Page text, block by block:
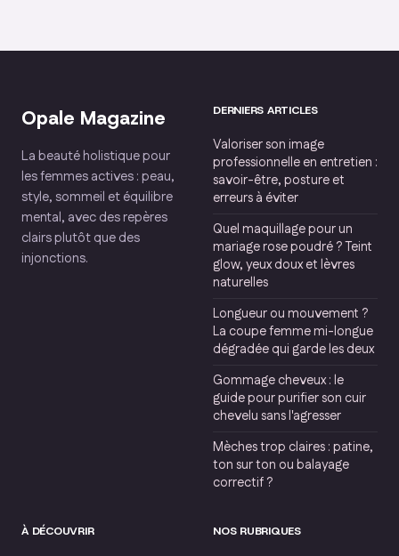
naturelles et
Opale Magazine
La beauté holistique pour
les femmes actives : peau,
style, sommeil et équilibre
mental, avec des repères
clairs plutôt que des
injonctions.
DERNIERS ARTICLES
Valoriser son image
professionnelle en entretien :
savoir-être, posture et
erreurs à éviter
Quel maquillage pour un
mariage rose poudré ? Teint
glow, yeux doux et lèvres
naturelles
Longueur ou mouvement ?
La coupe femme mi-longue
dégradée qui garde les deux
Gommage cheveux : le
guide pour purifier son cuir
chevelu sans l'agresser
Mèches trop claires : patine,
ton sur ton ou balayage
correctif ?
À DÉCOUVRIR NOS RUBRIQUES